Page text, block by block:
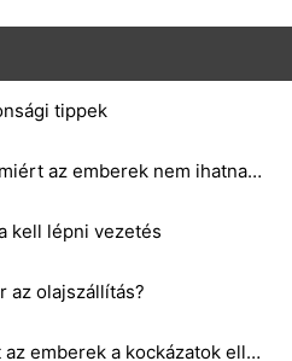
tippek
A 10 legfontosabb ok, amiért az emberek nem ihatnak és vezetnek?
kell lépni vezetés
az olajszállítás?
Miért vállalnak kalandot az emberek a kockázatok ellenére?